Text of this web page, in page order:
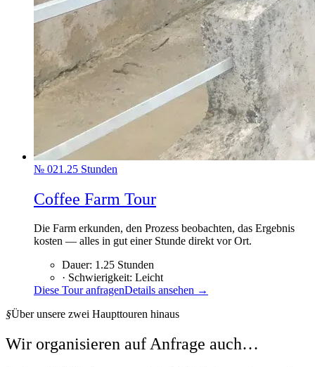
№ 021.25 Stunden
Coffee Farm Tour
Die Farm erkunden, den Prozess beobachten, das Ergebnis
kosten — alles in gut einer Stunde direkt vor Ort.
Dauer: 1.25 Stunden
· Schwierigkeit: Leicht
Diese Tour anfragenDetails ansehen →
§Über unsere zwei Haupttouren hinaus
Wir organisieren auf Anfrage auch…